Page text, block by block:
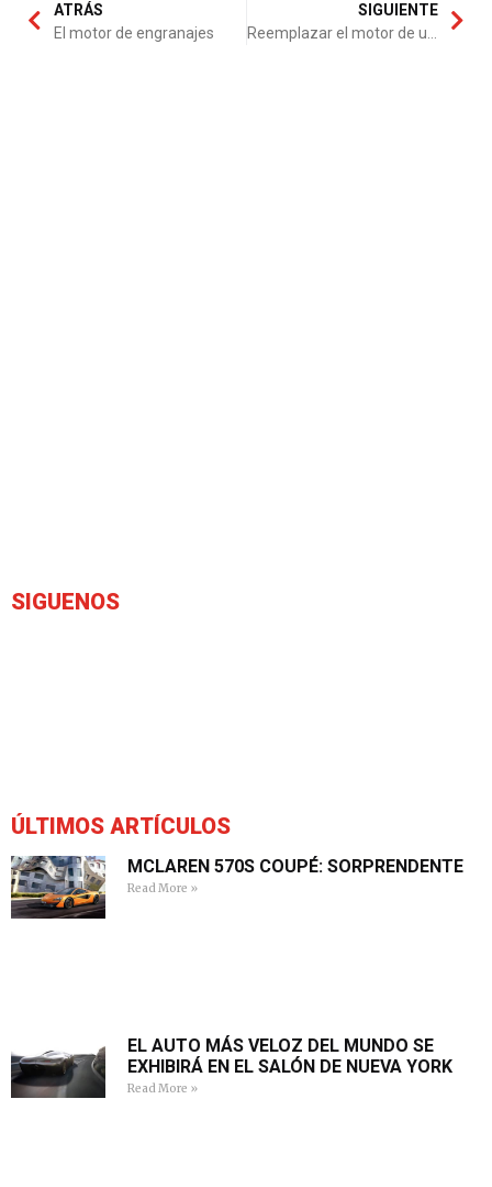
ATRÁS
El motor de engranajes
SIGUIENTE
SIGUENOS
ÚLTIMOS ARTÍCULOS
MCLAREN 570S COUPÉ: SORPRENDENTE
Read More »
EL AUTO MÁS VELOZ DEL MUNDO SE
EXHIBIRÁ EN EL SALÓN DE NUEVA YORK
Read More »